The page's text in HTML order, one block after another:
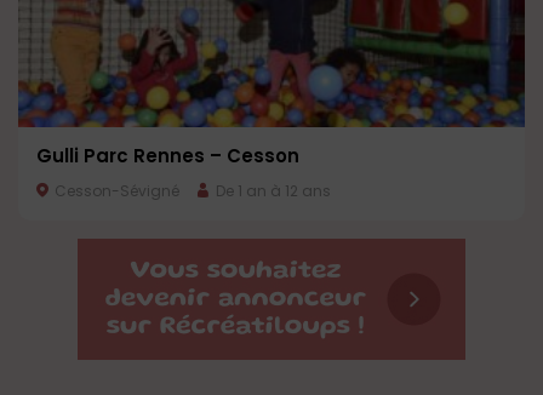
Gulli Parc Rennes – Cesson
Cesson-Sévigné De 1 an à 12 ans